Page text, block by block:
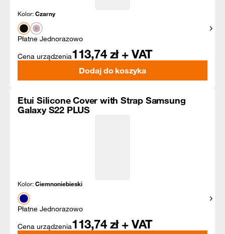
Kolor:Czarny
Płatne Jednorazowo
Cena urządzenia113,74 zł + VAT
Dodaj do koszyka
Etui Silicone Cover with Strap Samsung
Galaxy S22 PLUS
Kolor:Ciemnoniebieski
Płatne Jednorazowo
Cena urządzenia113,74 zł + VAT